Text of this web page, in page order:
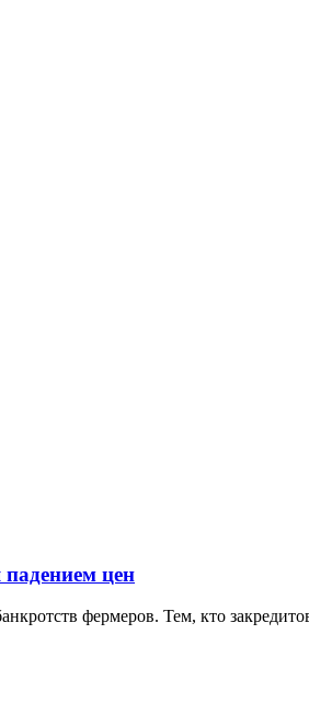
цен
фермеров. Тем, кто